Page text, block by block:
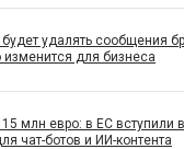
будет удалять сообщения
изменится для бизнеса
млн евро: в ЕС вступили
чат-ботов и ИИ-контента